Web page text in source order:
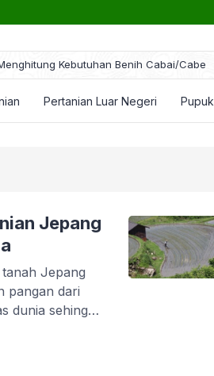
Kebutuhan Benih Cabai/Cabe
Pertanian Luar Negeri Pupuk
Jepang
Jepang
pangan dari
dunia sehingga
di Jepang tak
yang jauh